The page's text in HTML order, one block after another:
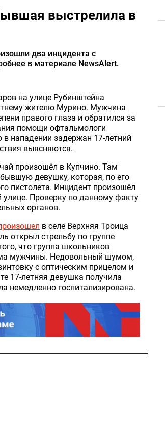
выстрелила в
два инцидента с
в материале NewsAlert.
на улице Рубинштейна
жителю Мурино. Мужчина
правого глаза и обратился за
помощи офтальмологи
нападении задержан 17-летний
выясняются.
произошёл в Купчино. Там
девушку, которая, по его
пистолета. Инцидент произошёл
Проверку по данному факту
органов.
в селе Верхняя Троица
открыл стрельбу по группе
что группа школьников
мужчины. Недовольный шумом,
с оптическим прицелом и
17-летняя девушка получила
немедленно госпитализирована.